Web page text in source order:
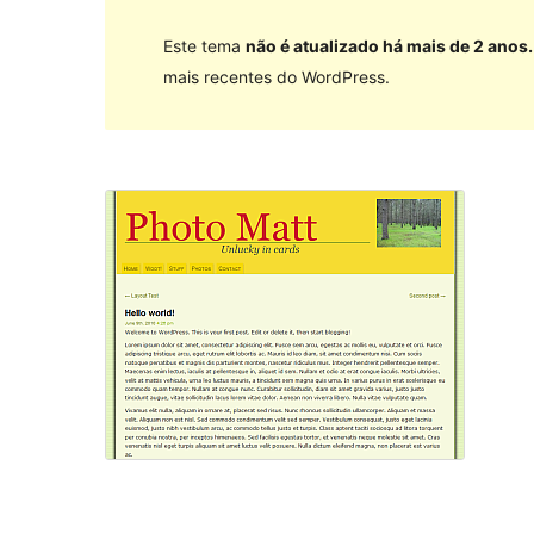
Este tema não é atualizado há mais de 2 anos.
mais recentes do WordPress.